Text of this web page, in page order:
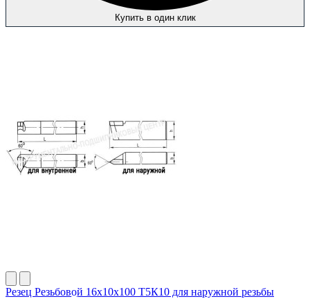
Купить в один клик
Резец Резьбовой 16х10х100 Т5К10 для наружной резьбы